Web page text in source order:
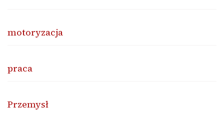
motoryzacja
praca
Przemysł